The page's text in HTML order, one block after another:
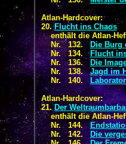
Atlan-Hardcover:
20.Flucht ins Chaos
enthält die Atlan-
Nr. 132.Die Burg
Nr. 134.Flucht
Nr. 136. Die
Nr. 138.Jagd im
Nr. 140.
Atlan-Hardcover:
21.Der
enthält die Atlan-
Nr. 144.
Nr. 142.
Die